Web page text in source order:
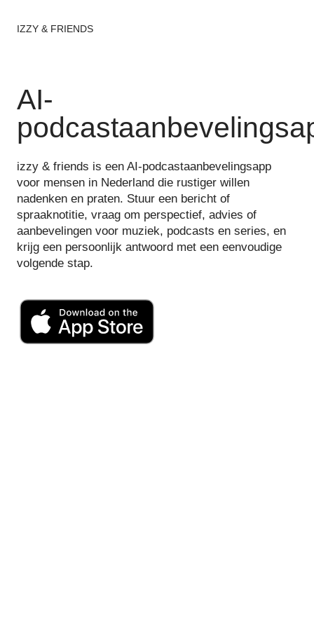
IZZY & FRIENDS
AI-
izzy & friends is een AI-podcastaanbevelingsapp
voor mensen in Nederland die rustiger willen
nadenken en praten. Stuur een bericht of
spraaknotitie, vraag om perspectief, advies of
aanbevelingen voor muziek, podcasts en series, en
krijg een persoonlijk antwoord met een eenvoudige
volgende stap.